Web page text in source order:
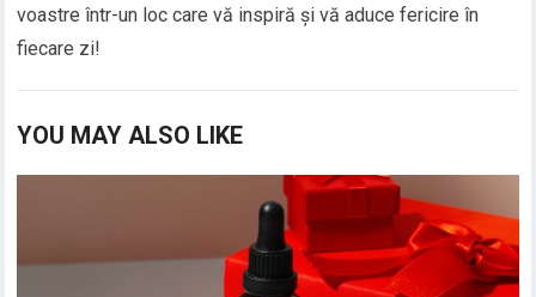
voastre într-un loc care vă inspiră și vă aduce fericire în
fiecare zi!
YOU MAY ALSO LIKE